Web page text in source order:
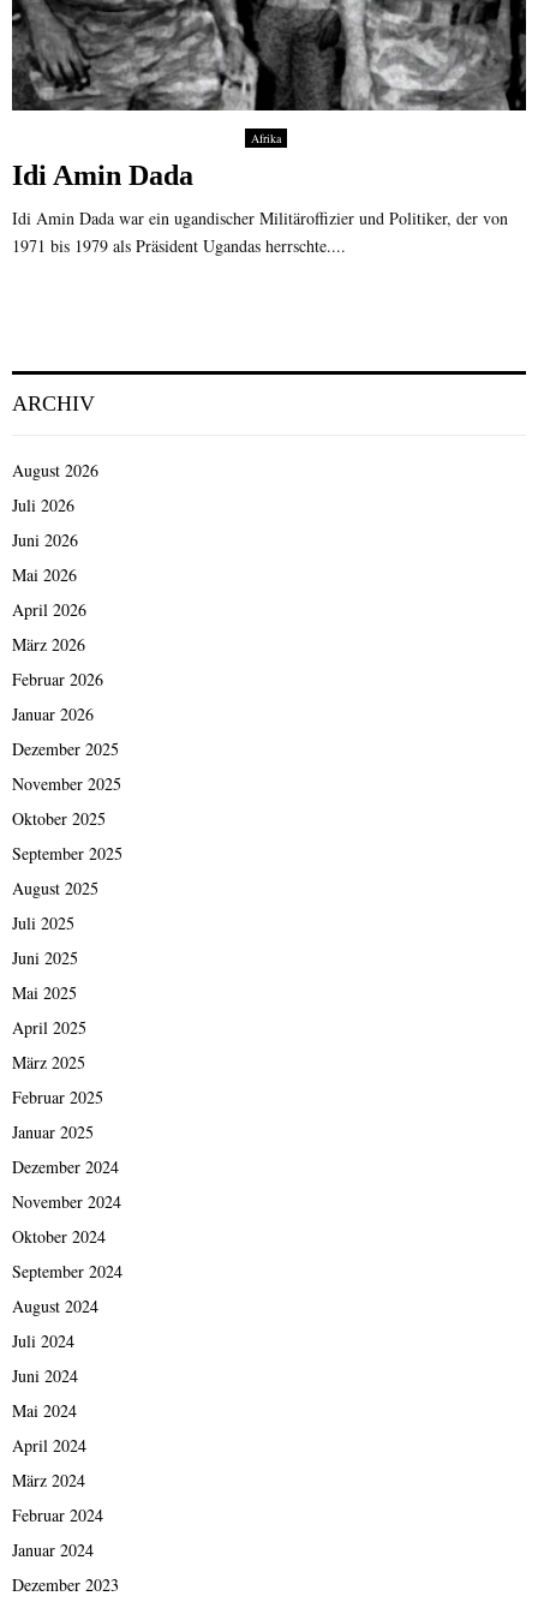
Afrika
Idi Amin Dada
Idi Amin Dada war ein ugandischer Militäroffizier und Politiker, der von
1971 bis 1979 als Präsident Ugandas herrschte....
ARCHIV
August 2026
Juli 2026
Juni 2026
Mai 2026
April 2026
März 2026
Februar 2026
Januar 2026
Dezember 2025
November 2025
Oktober 2025
September 2025
August 2025
Juli 2025
Juni 2025
Mai 2025
April 2025
März 2025
Februar 2025
Januar 2025
Dezember 2024
November 2024
Oktober 2024
September 2024
August 2024
Juli 2024
Juni 2024
Mai 2024
April 2024
März 2024
Februar 2024
Januar 2024
Dezember 2023